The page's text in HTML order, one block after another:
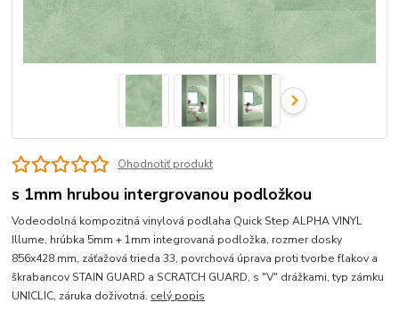
Ohodnotiť produkt
s 1mm hrubou intergrovanou podložkou
Vodeodolná kompozitná vinylová podlaha Quick Step ALPHA VINYL
Illume, hrúbka 5mm + 1mm integrovaná podložka, rozmer dosky
856x428 mm, záťažová trieda 33, povrchová úprava proti tvorbe fľakov a
škrabancov STAIN GUARD a SCRATCH GUARD, s "V" drážkami, typ zámku
UNICLIC, záruka doživotná. celý popis